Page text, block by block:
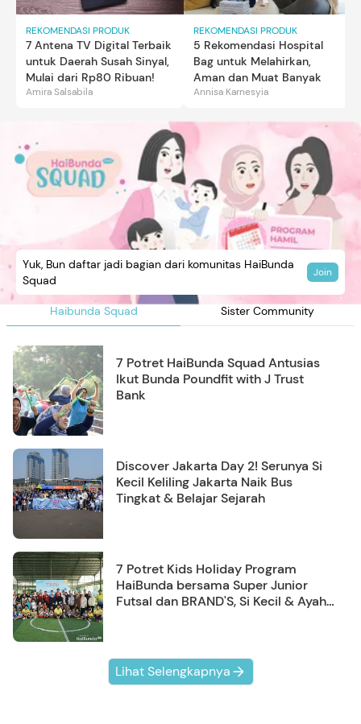
REKOMENDASI PRODUK
7 Antena TV Digital Terbaik
untuk Daerah Susah Sinyal,
Mulai dari Rp80 Ribuan!
Amira Salsabila
REKOMENDASI PRODUK
5 Rekomendasi Hospital
Bag untuk Melahirkan,
Aman dan Muat Banyak
Annisa Karnesyia
Haibunda Squad Sister Community
Yuk, Bun daftar jadi bagian dari komunitas HaiBunda
Squad
Join
7 Potret HaiBunda Squad Antusias
Ikut Bunda Poundfit with J Trust
Bank
Discover Jakarta Day 2! Serunya Si
Kecil Keliling Jakarta Naik Bus
Tingkat & Belajar Sejarah
7 Potret Kids Holiday Program
HaiBunda bersama Super Junior
Futsal dan BRAND'S, Si Kecil & Ayah
Lihat Selengkapnya